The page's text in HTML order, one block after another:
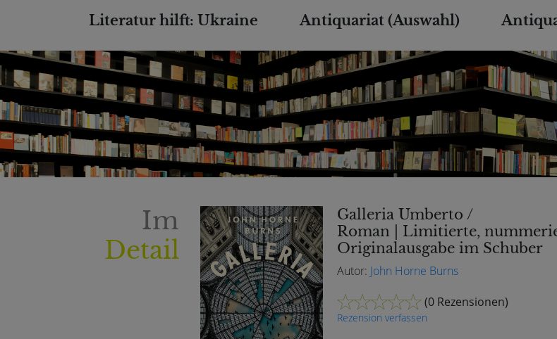
Literatur hilft: Ukraine
Antiquariat (Auswahl)
Im
Detail
Galleria Umberto /
Roman | Limitierte,
Originalausgabe im Schuber
Autor: John Horne Burns
(0 Rezensionen)
Rezension verfassen